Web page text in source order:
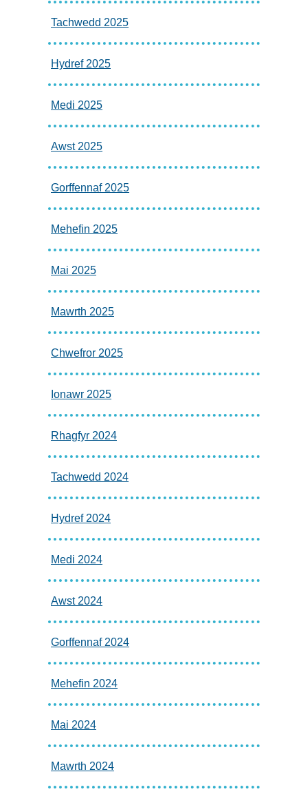
Tachwedd 2025
Hydref 2025
Medi 2025
Awst 2025
Gorffennaf 2025
Mehefin 2025
Mai 2025
Mawrth 2025
Chwefror 2025
Ionawr 2025
Rhagfyr 2024
Tachwedd 2024
Hydref 2024
Medi 2024
Awst 2024
Gorffennaf 2024
Mehefin 2024
Mai 2024
Mawrth 2024